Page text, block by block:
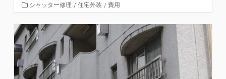
カ
ゴ
リ
ー
シャッター修理 / 住宅外装 / 費用